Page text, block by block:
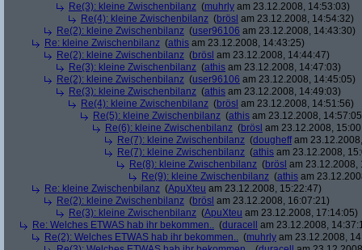
Re(3): kleine Zwischenbilanz (muhrly am 23.12.2008, 14:53:03)
Re(4): kleine Zwischenbilanz (brösl am 23.12.2008, 14:54:32)
Re(2): kleine Zwischenbilanz (user96106 am 23.12.2008, 14:43:30)
Re: kleine Zwischenbilanz (athis am 23.12.2008, 14:43:25)
Re(2): kleine Zwischenbilanz (brösl am 23.12.2008, 14:44:47)
Re(3): kleine Zwischenbilanz (athis am 23.12.2008, 14:47:03)
Re(2): kleine Zwischenbilanz (user96106 am 23.12.2008, 14:45:05)
Re(3): kleine Zwischenbilanz (athis am 23.12.2008, 14:49:03)
Re(4): kleine Zwischenbilanz (brösl am 23.12.2008, 14:51:56)
Re(5): kleine Zwischenbilanz (athis am 23.12.2008,
Re(6): kleine Zwischenbilanz (brösl am 23.12.2008,
Re(7): kleine Zwischenbilanz (dougheffam
Re(7): kleine Zwischenbilanz (athis am 23.12.2008,
Re(8): kleine Zwischenbilanz (brösl am 23.12.2008,
Re(9): kleine Zwischenbilanz (athis am
Re: kleine Zwischenbilanz (ApuXteu am 23.12.2008, 15:22:47)
Re(2): kleine Zwischenbilanz (brösl am 23.12.2008, 16:07:21)
Re(3): kleine Zwischenbilanz (ApuXteu am 23.12.2008, 17:14:05)
Re: Welches ETWAS hab ihr bekommen.. (duracell
am 23.12.2008,
Re(2): Welches ETWAS hab ihr bekommen.. (muhrly am 23.12.2008,